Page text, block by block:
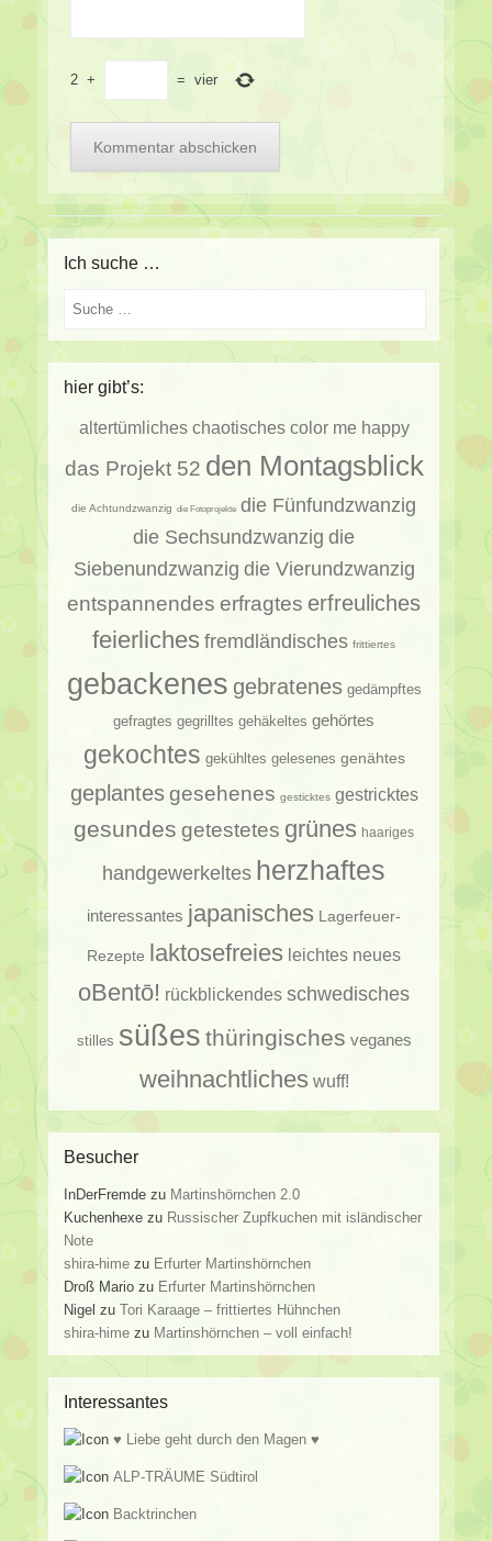
2 + = vier
Ich suche …
Suche
hier gibt’s:
altertümliches chaotisches color me happy
das Projekt 52 den Montagsblick
die Achtundzwanzig die Fotoprojekte die Fünfundzwanzig
die Sechsundzwanzig die
Siebenundzwanzig die Vierundzwanzig
entspannendes erfragtes erfreuliches
feierliches fremdländisches frittiertes
gebackenes gebratenes gedämpftes
gefragtes gegrilltes gehäkeltes gehörtes
gekochtes gekühltes gelesenes genähtes
geplantesgesehenes gesticktes gestricktes
gesundes getestetes grünes haariges
handgewerkeltes herzhaftes
interessantes japanisches Lagerfeuer-
Rezepte laktosefreies leichtes neues
oBentō! rückblickendes schwedisches
stilles süßes thüringisches veganes
weihnachtliches wuff!
Besucher
InDerFremde zu Martinshörnchen 2.0
Kuchenhexe zu Russischer Zupfkuchen mit isländischer
Note
shira-hime zu Erfurter Martinshörnchen
Droß Mario zu Erfurter Martinshörnchen
Nigel zuTori Karaage – frittiertes Hühnchen
shira-hime zu Martinshörnchen – voll einfach!
Interessantes
♥ Liebe geht durch den Magen ♥
ALP-TRÄUME Südtirol
Backtrinchen